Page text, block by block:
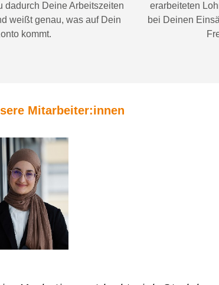
dadurch Deine Arbeitszeiten
weißtgenau, was auf Dein
kommt.
erarbeiteten
bei Deinen
Mitarbeiter:innen